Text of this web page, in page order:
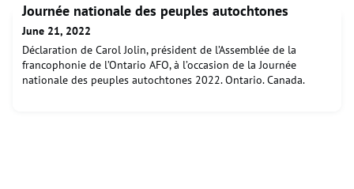
Journée nationale des peuples autochtones
June 21, 2022
Déclaration de Carol Jolin, président de l’Assemblée de la
francophonie de l’Ontario AFO, à l’occasion de la Journée
nationale des peuples autochtones 2022. Ontario. Canada.